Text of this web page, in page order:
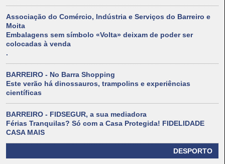
Associação do Comércio, Indústria e Serviços do Barreiro e
Moita
Embalagens sem símbolo «Volta» deixam de poder ser
colocadas à venda
.
BARREIRO - No Barra Shopping
Este verão há dinossauros, trampolins e experiências
científicas
BARREIRO - FIDSEGUR, a sua mediadora
Férias Tranquilas? Só com a Casa Protegida! FIDELIDADE
CASA MAIS
DESPORTO